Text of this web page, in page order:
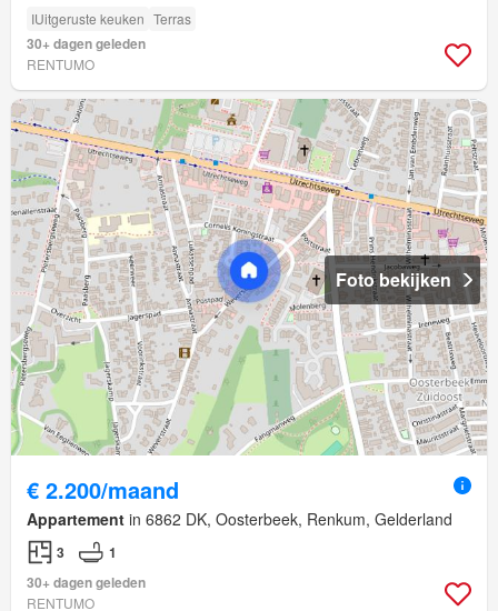
IUitgeruste keuken Terras
30+ dagen geleden
RENTUMO
Foto bekijken
€ 2.200/maand
Appartement in 6862 DK, Oosterbeek, Renkum, Gelderland
3
1
30+ dagen geleden
RENTUMO